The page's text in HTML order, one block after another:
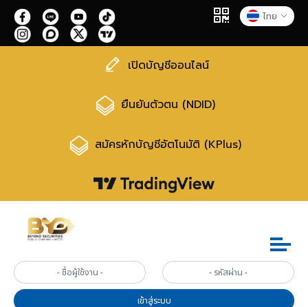
ไทย
เปิดบัญชีออนไลน์
ยืนยันตัวตน (NDID)
สมัครหักบัญชีอัตโนมัติ (KPlus)